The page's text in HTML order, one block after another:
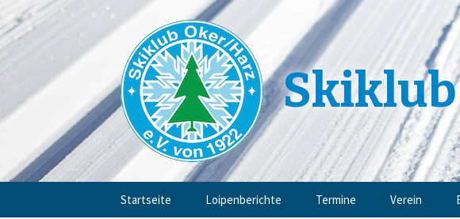
Skiklub
Startseite Loipenberichte Termine Verein